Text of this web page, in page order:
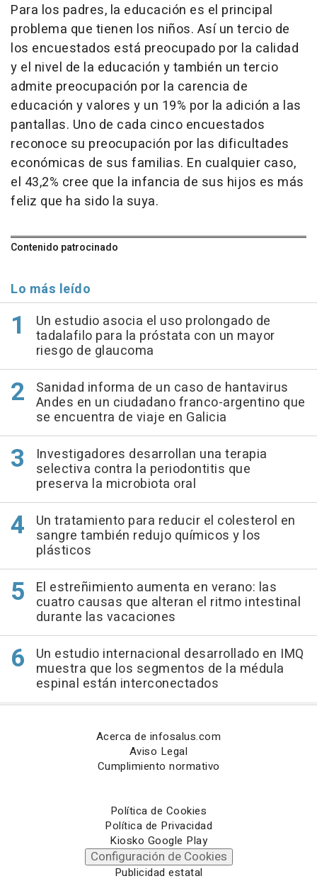
Para los padres, la educación es el principal
problema que tienen los niños. Así un tercio de
los encuestados está preocupado por la calidad
y el nivel de la educación y también un tercio
admite preocupación por la carencia de
educación y valores y un 19% por la adición a las
pantallas. Uno de cada cinco encuestados
reconoce su preocupación por las dificultades
económicas de sus familias. En cualquier caso,
el 43,2% cree que la infancia de sus hijos es más
feliz que ha sido la suya.
Contenido patrocinado
Lo más leído
Un estudio asocia el uso prolongado de
tadalafilo para la próstata con un mayor
riesgo de glaucoma
Sanidad informa de un caso de hantavirus
Andes en un ciudadano franco-argentino que
se encuentra de viaje en Galicia
Investigadores desarrollan una terapia
selectiva contra la periodontitis que
preserva la microbiota oral
Un tratamiento para reducir el colesterol en
sangre también redujo químicos y los
plásticos
El estreñimiento aumenta en verano: las
cuatro causas que alteran el ritmo intestinal
durante las vacaciones
Un estudio internacional desarrollado en IMQ
muestra que los segmentos de la médula
espinal están interconectados
Acerca de infosalus.com
Aviso Legal
Cumplimiento normativo
Política de Cookies
Política de Privacidad
Kiosko Google Play
Configuración de Cookies
Publicidad estatal